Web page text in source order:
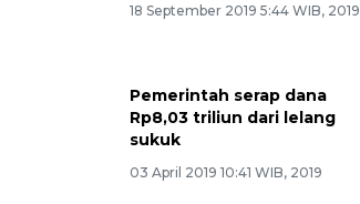
18 September 2019 5:44 WIB, 2019
Pemerintah serap dana
Rp8,03 triliun dari lelang
sukuk
03 April 2019 10:41 WIB, 2019